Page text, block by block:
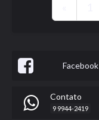
Facebook
Contato
9 9944-2419